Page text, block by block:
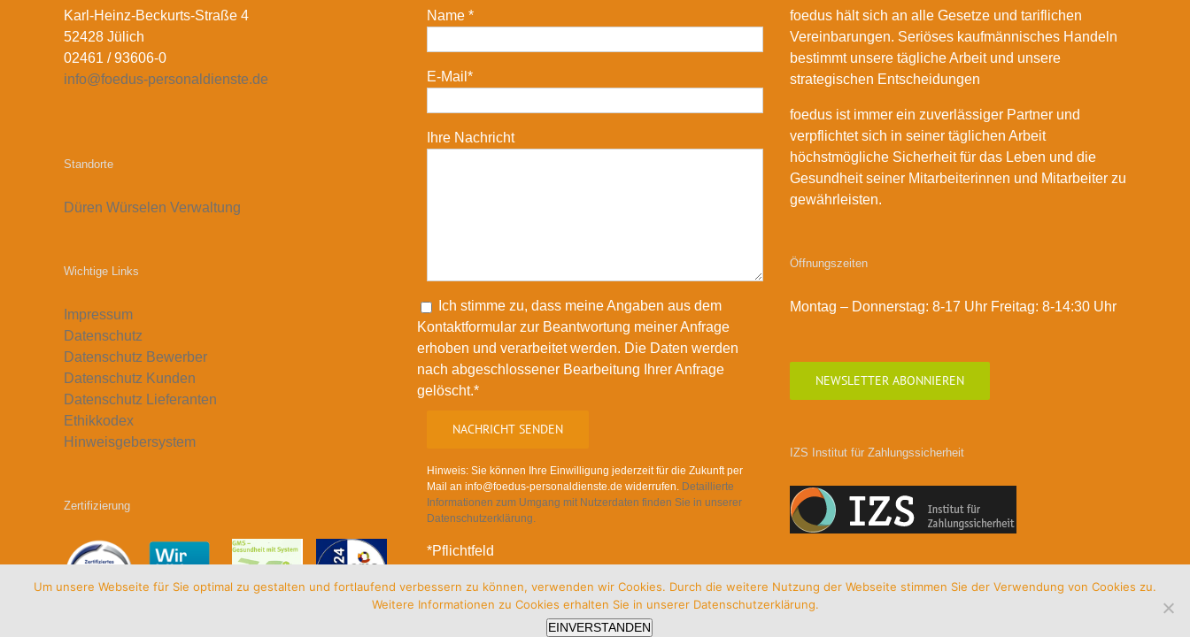
Karl-Heinz-Beckurts-Straße 4
52428 Jülich
02461 / 93606-0
info@foedus-personaldienste.de
Standorte
Düren Würselen Verwaltung
Wichtige Links
Impressum
Datenschutz
Datenschutz Bewerber
Datenschutz Kunden
Datenschutz Lieferanten
Ethikkodex
Hinweisgebersystem
Zertifizierung
Name *
E-Mail*
Ihre Nachricht
Ich stimme zu, dass meine Angaben aus dem
Kontaktformular zur Beantwortung meiner Anfrage
erhoben und verarbeitet werden. Die Daten werden
nach abgeschlossener Bearbeitung Ihrer Anfrage
gelöscht.*
Hinweis: Sie können Ihre Einwilligung jederzeit für die Zukunft per
Mail an info@foedus-personaldienste.de widerrufen. Detaillierte
Informationen zum Umgang mit Nutzerdaten finden Sie in unserer
Datenschutzerklärung.
*Pflichtfeld
foedus hält sich an alle Gesetze und tariflichen
Vereinbarungen. Seriöses kaufmännisches Handeln
bestimmt unsere tägliche Arbeit und unsere
strategischen Entscheidungen
foedus ist immer ein zuverlässiger Partner und
verpflichtet sich in seiner täglichen Arbeit
höchstmögliche Sicherheit für das Leben und die
Gesundheit seiner Mitarbeiterinnen und Mitarbeiter zu
gewährleisten.
Öffnungszeiten
Montag – Donnerstag: 8-17 Uhr Freitag: 8-14:30 Uhr
NEWSLETTER ABONNIEREN
IZS Institut für Zahlungssicherheit
Um unsere Webseite für Sie optimal zu gestalten und fortlaufend verbessern zu können, verwenden wir Cookies. Durch die weitere Nutzung der Webseite stimmen Sie der Verwendung von Cookies zu.
Weitere Informationen zu Cookies erhalten Sie in unserer Datenschutzerklärung.
EINVERSTANDEN